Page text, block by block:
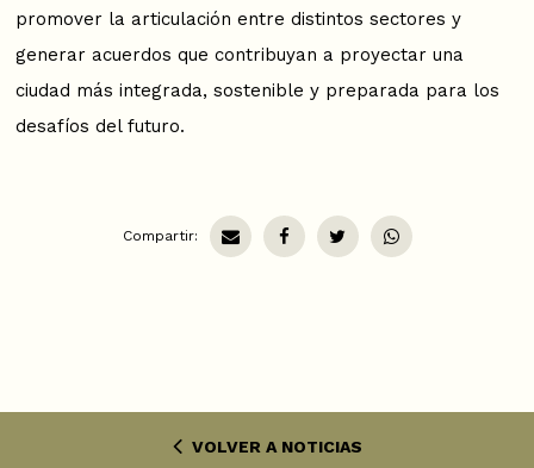
promover la articulación entre distintos sectores y
generar acuerdos que contribuyan a proyectar una
ciudad más integrada, sostenible y preparada para los
desafíos del futuro.
Compartir:
VOLVER A NOTICIAS